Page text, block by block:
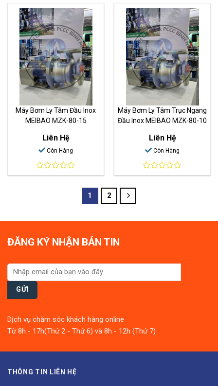
out
of
5
out
of
5
Máy Bơm Ly Tâm Đầu Inox
MEIBAO MZK-80-15
Liên Hệ
Còn Hàng
0
Máy Bơm Ly Tâm Trục Ngang
Đầu Inox MEIBAO MZK-80-10
Liên Hệ
Còn Hàng
0
1 2
ĐĂNG KÝ NHẬN BẢN TIN
Dịch vụ chăm sóc khách hàng online
Từ 8h - 17h(Thứ 2 - Thứ 6) và 8h - 12h (Thứ 7)
THÔNG TIN LIÊN HỆ